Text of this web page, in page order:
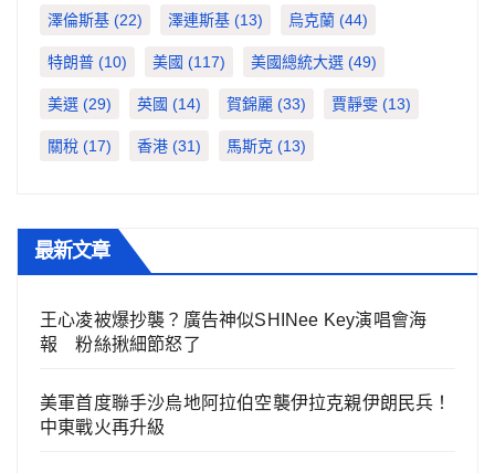
澤倫斯基 (22) 澤連斯基 (13) 烏克蘭 (44)
特朗普 (10) 美國 (117) 美國總統大選 (49)
美選 (29) 英國 (14) 賀錦麗 (33) 賈靜雯 (13)
關稅 (17) 香港 (31) 馬斯克 (13)
最新文章
王心凌被爆抄襲？廣告神似SHINee Key演唱會海
報 粉絲揪細節怒了
美軍首度聯手沙烏地阿拉伯空襲伊拉克親伊朗民兵！
中東戰火再升級